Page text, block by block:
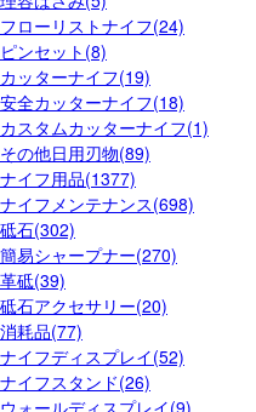
フローリストナイフ(24)
ピンセット(8)
カッターナイフ(19)
安全カッターナイフ(18)
カスタムカッターナイフ(1)
その他日用刃物(89)
ナイフ用品(1377)
ナイフメンテナンス(698)
砥石(302)
簡易シャープナー(270)
革砥(39)
砥石アクセサリー(20)
消耗品(77)
ナイフディスプレイ(52)
ナイフスタンド(26)